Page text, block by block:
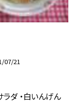
07/21
ラダ ・白いんげん